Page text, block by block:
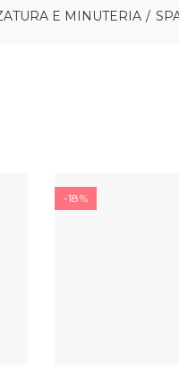
E MINUTERIA
-18%